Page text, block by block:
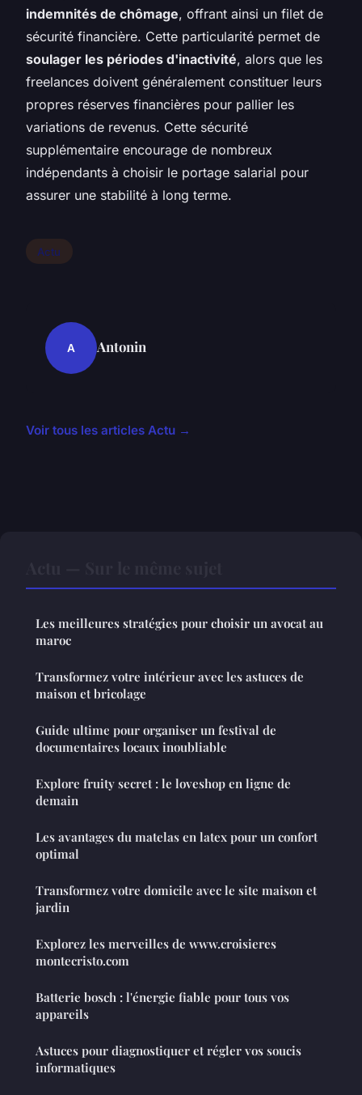
indemnités de chômage, offrant ainsi un filet de
sécurité financière. Cette particularité permet de
soulager les périodes d'inactivité, alors que les
freelances doivent généralement constituer leurs
propres réserves financières pour pallier les
variations de revenus. Cette sécurité
supplémentaire encourage de nombreux
indépendants à choisir le portage salarial pour
assurer une stabilité à long terme.
Actu
A Antonin
Voir tous les articles Actu →
Les meilleures stratégies pour choisir un avocat au
maroc
Transformez votre intérieur avec les astuces de
maison et bricolage
Guide ultime pour organiser un festival de
documentaires locaux inoubliable
Explore fruity secret : le loveshop en ligne de
demain
Les avantages du matelas en latex pour un confort
optimal
Transformez votre domicile avec le site maison et
jardin
Explorez les merveilles de www.croisieres
montecristo.com
Batterie bosch : l'énergie fiable pour tous vos
appareils
Astuces pour diagnostiquer et régler vos soucis
informatiques